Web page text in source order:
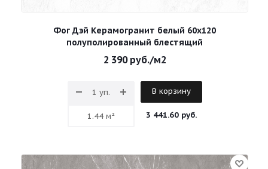
Фог Дэй Керамогранит белый 60х120
полуполированный блестящий
2 390руб./м2
В корзину
3 441.60 руб.